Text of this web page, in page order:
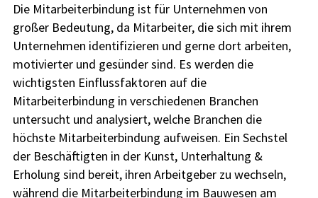
Die Mitarbeiterbindung ist für Unternehmen von
großer Bedeutung, da Mitarbeiter, die sich mit ihrem
Unternehmen identifizieren und gerne dort arbeiten,
motivierter und gesünder sind. Es werden die
wichtigsten Einflussfaktoren auf die
Mitarbeiterbindung in verschiedenen Branchen
untersucht und analysiert, welche Branchen die
höchste Mitarbeiterbindung aufweisen. Ein Sechstel
der Beschäftigten in der Kunst, Unterhaltung &
Erholung sind bereit, ihren Arbeitgeber zu wechseln,
während die Mitarbeiterbindung im Bauwesen am